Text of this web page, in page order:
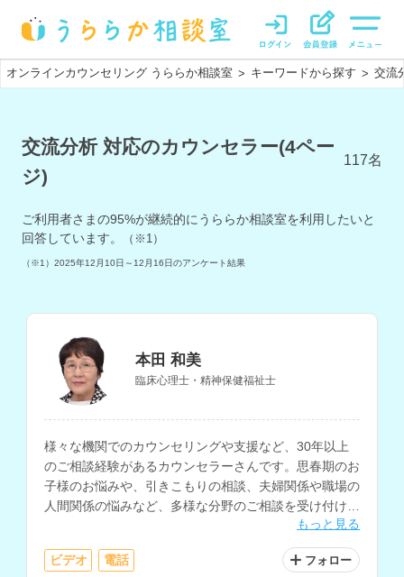
オンラインカウンセリング うららか相談室 > キーワードから探す > 交流
交流分析 対応のカウンセラー(4ペー
ジ)
117名
ご利用者さまの95%が継続的にうららか相談室を利用したいと
回答しています。
（※1）
（※1） 2025年12月10日～12月16日のアンケート結果
本田 和美
臨床心理士・精神保健福祉士
様々な機関でのカウンセリングや支援など、30年以上
のご相談経験があるカウンセラーさんです。思春期のお
子様のお悩みや、引きこもりの相談、夫婦関係や職場の
人間関係の悩みなど、多様な分野のご相談を受け付けら
もっと見る
ビデオ 電話 フォロー